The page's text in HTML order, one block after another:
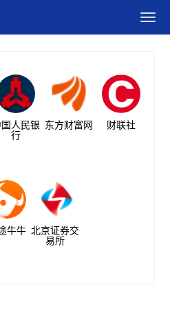
国人民银
行
东方财富网 财联社
牛牛 北京证券交
易所